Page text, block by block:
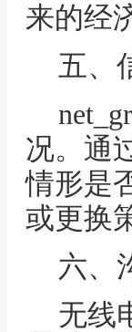
来的经
五、
况。通
情形是
或更换
六、
无线